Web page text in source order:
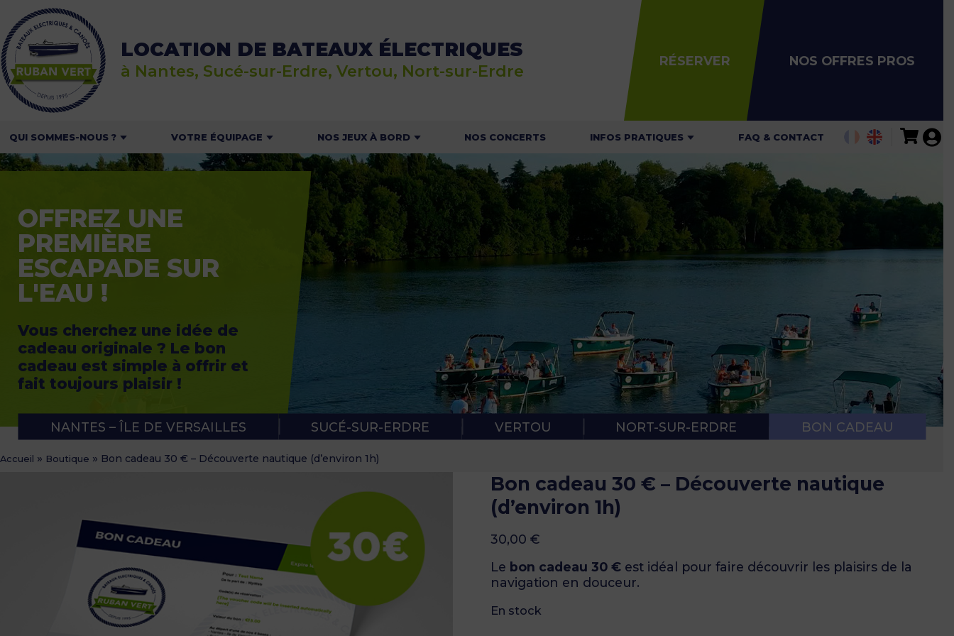
LOCATION DE BATEAUX ÉLECTRIQUES
à Nantes, Sucé-sur-Erdre, Vertou, Nort-sur-Erdre
RÉSERVER NOS OFFRES PROS
QUI SOMMES-NOUS ?
NOS PARTENAIRES
RECRUTEMENT
ON PARLE DE NOUS
RUBAN VERT
VOTRE ÉQUIPAGE
POUR LES CENTRES DE
LOISIRS ET LES SCOLAIRES
NOTRE PANIER APÉRO
NOS JEUX À BORD
LE JEU RALLYE NAUTIC
LE JEU DU MOUSSAILLON
NOS CONCERTS INFOS PRATIQUES
ACTUALITÉS
HORAIRES
TARIFS
RÈGLES DE NAVIGATION
PROTOCOLE SANITAIRE
FAQ & CONTACT
OFFREZ UNE
PREMIÈRE
ESCAPADE SUR
L'EAU !
Vous cherchez une idée de
cadeau originale ? Le bon
cadeau est simple à offrir et
fait toujours plaisir !
NANTES – ÎLE DE VERSAILLES SUCÉ-SUR-ERDRE VERTOU NORT-SUR-ERDRE BON CADEAU
Accueil » Boutique » Bon cadeau 30 € – Découverte nautique (d’environ 1h)
Bon cadeau 30 € – Découverte nautique
(d’environ 1h)
30,00€
Le bon cadeau 30 € est idéal pour faire découvrir les plaisirs de la
navigation en douceur.
En stock